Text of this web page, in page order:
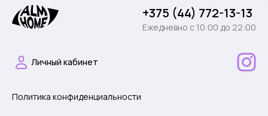
+375 (44) 772-13-13
Ежедневно c 10:00 до 22:00
Личный кабинет
Политика конфиденциальности